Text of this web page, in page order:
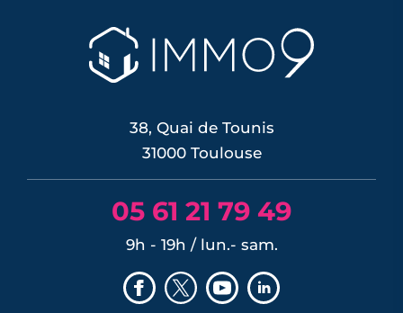
choc énergétique. L'effet sur les crédits
immobiliers reste limité à court terme,
les banques ayant anticipé la décision,
mais une ...
38, Quai de Tounis
31000 Toulouse
05 61 21 79 49
9h - 19h / lun.- sam.